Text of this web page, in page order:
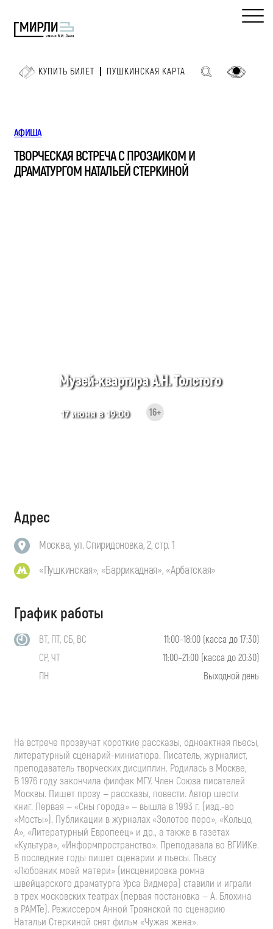
КУПИТЬ БИЛЕТ ПУШКИНСКАЯ КАРТА
АФИША
ТВОРЧЕСКАЯ ВСТРЕЧА С ПРОЗАИКОМ И
ДРАМАТУРГОМ НАТАЛЬЕЙ СТЕРКИНОЙ
Музей-квартира А.Н. Толстого
17 июня в 19:00 16+
Адрес
Москва, ул. Спиридоновка, 2, стр. 1
«Пушкинская», «Баррикадная», «Арбатская»
График работы
ВТ, ПТ, СБ, ВС
11:00–18:00 (касса до 17:30)
СР, ЧТ
11:00–21:00 (касса до 20:30)
ПН
Выходной день
На встрече прозвучат короткие рассказы, одноактная пьесы,
литературный сценарий-миниатюра. Писатель, журналист,
преподаватель творческих дисциплин. Родилась в Москве,
В 1976 году закончила филфак МГУ. Член Союза писателей
Москвы. Пишет прозу — рассказы, повести. Автор шести
книг. Первая — «Сны города» — вышла в 1993 г. (изд.-во
«Мосты»). Публикации в журналах «Золотое перо», «Кольцо,
А», «Литературный Европеец» и др., а также в газетах
«Культура», «Информпространство». Преподавала во ВГИИКе.
В последние годы пишет сценарии и пьесы. Пьесу
«Любовник моей матери» (инсценировка ромна
швейцарского драматурга Урса Видмера) ставили и играли
в трех московских театрах (первая постановка — А. Блохина
в РАМТе). Режиссером Анной Троянской по сценарию
Натальи Стеркиной снят фильм «Чужая жена».